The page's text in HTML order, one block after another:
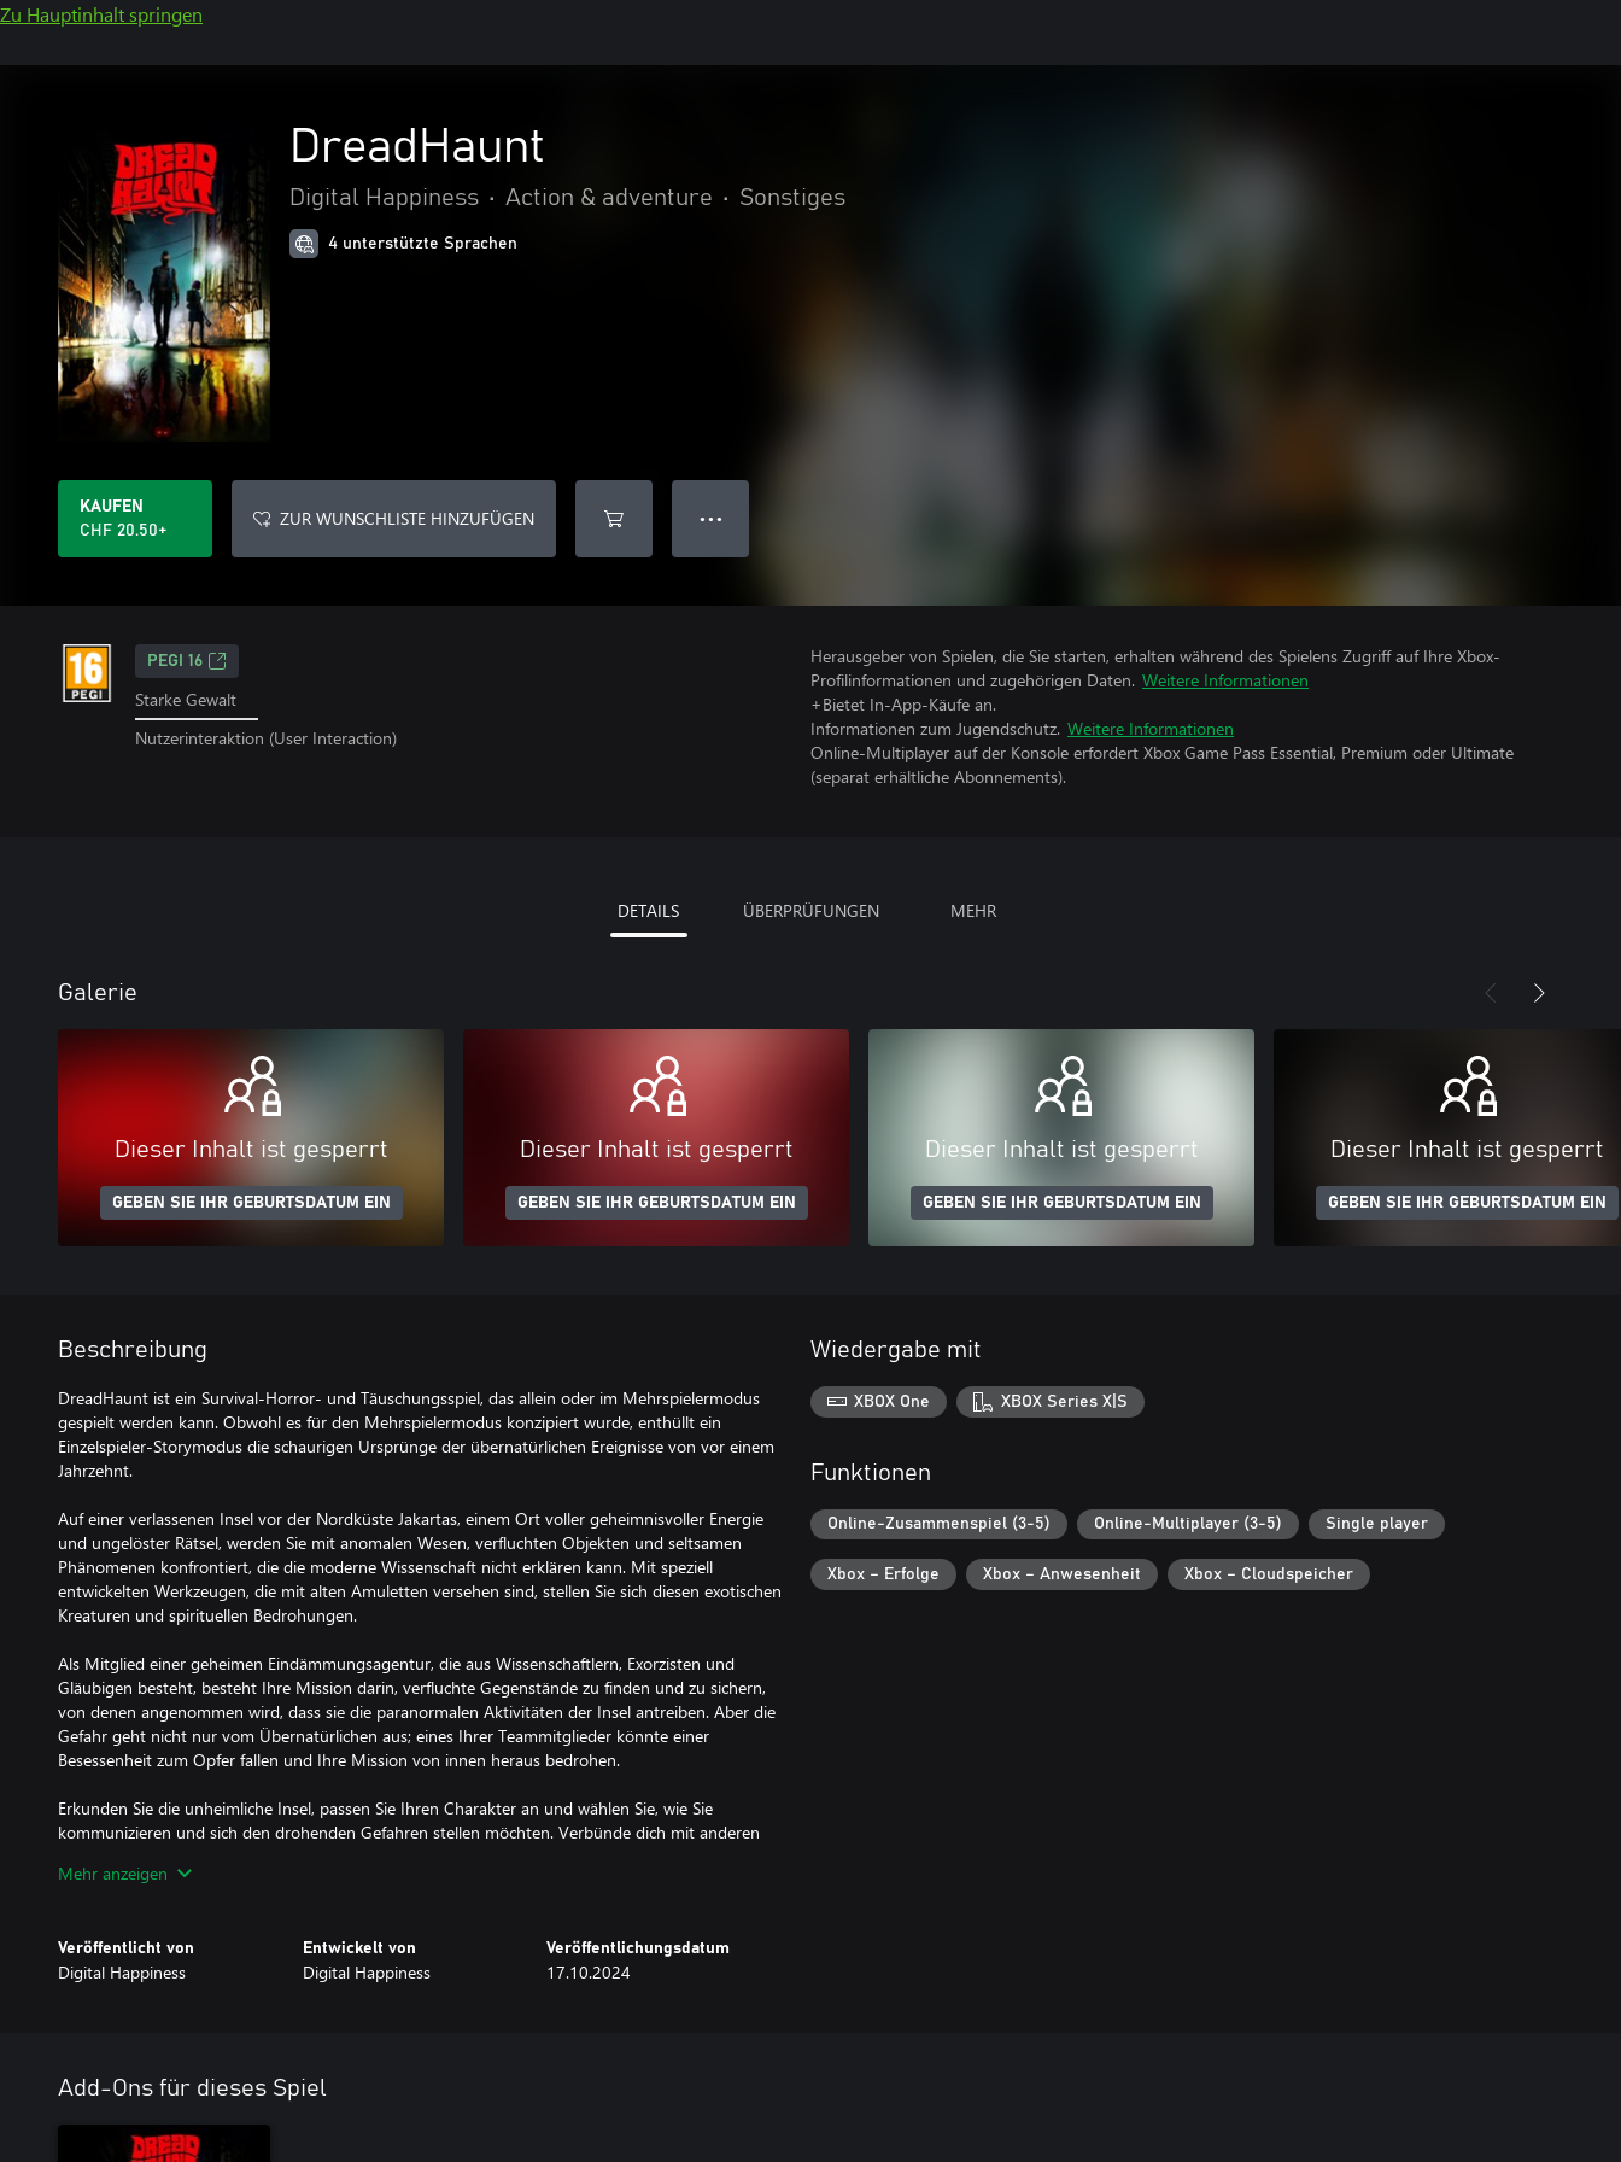
Zu Hauptinhalt springen
DreadHaunt
Digital Happiness • Action & adventure • Sonstiges
4 unterstützte Sprachen
KAUFEN
CHF 20.50+
ZUR WUNSCHLISTE HINZUFÜGEN ● ● ●
PEGI 16
Starke Gewalt
Nutzerinteraktion (User Interaction)
Herausgeber von Spielen, die Sie starten, erhalten während des Spielens Zugriff auf Ihre Xbox-
Profilinformationen und zugehörigen Daten. Weitere Informationen
+Bietet In-App-Käufe an.
Informationen zum Jugendschutz. Weitere Informationen
Online-Multiplayer auf der Konsole erfordert Xbox Game Pass Essential, Premium oder Ultimate
(separat erhältliche Abonnements).
DETAILS ÜBERPRÜFUNGEN MEHR
Galerie
Dieser Inhalt ist gesperrt
GEBEN SIE IHR GEBURTSDATUM EIN
Dieser Inhalt ist gesperrt
GEBEN SIE IHR GEBURTSDATUM EIN
Dieser Inhalt ist gesperrt
GEBEN SIE IHR GEBURTSDATUM EIN
Dieser Inhalt ist gesperrt
GEBEN SIE IHR GEBURTSDATUM EIN
Beschreibung
DreadHaunt ist ein Survival-Horror- und Täuschungsspiel, das allein oder im Mehrspielermodus
gespielt werden kann. Obwohl es für den Mehrspielermodus konzipiert wurde, enthüllt ein
Einzelspieler-Storymodus die schaurigen Ursprünge der übernatürlichen Ereignisse von vor einem
Jahrzehnt.
Auf einer verlassenen Insel vor der Nordküste Jakartas, einem Ort voller geheimnisvoller Energie
und ungelöster Rätsel, werden Sie mit anomalen Wesen, verfluchten Objekten und seltsamen
Phänomenen konfrontiert, die die moderne Wissenschaft nicht erklären kann. Mit speziell
entwickelten Werkzeugen, die mit alten Amuletten versehen sind, stellen Sie sich diesen exotischen
Kreaturen und spirituellen Bedrohungen.
Als Mitglied einer geheimen Eindämmungsagentur, die aus Wissenschaftlern, Exorzisten und
Gläubigen besteht, besteht Ihre Mission darin, verfluchte Gegenstände zu finden und zu sichern,
von denen angenommen wird, dass sie die paranormalen Aktivitäten der Insel antreiben. Aber die
Gefahr geht nicht nur vom Übernatürlichen aus; eines Ihrer Teammitglieder könnte einer
Besessenheit zum Opfer fallen und Ihre Mission von innen heraus bedrohen.
Erkunden Sie die unheimliche Insel, passen Sie Ihren Charakter an und wählen Sie, wie Sie
kommunizieren und sich den drohenden Gefahren stellen möchten. Verbünde dich mit anderen
aufzuhalten.
Mehr anzeigen
Veröffentlicht von
Digital Happiness
Entwickelt von
Digital Happiness
Veröffentlichungsdatum
17.10.2024
Wiedergabe mit
XBOX One XBOX Series X|S
Funktionen
Online-Zusammenspiel (3-5) Online-Multiplayer (3-5) Single player
Xbox – Erfolge Xbox – Anwesenheit Xbox – Cloudspeicher
Add-Ons für dieses Spiel